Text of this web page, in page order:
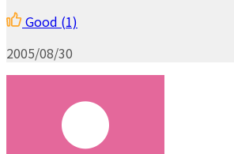
Good (1)
2005/08/30